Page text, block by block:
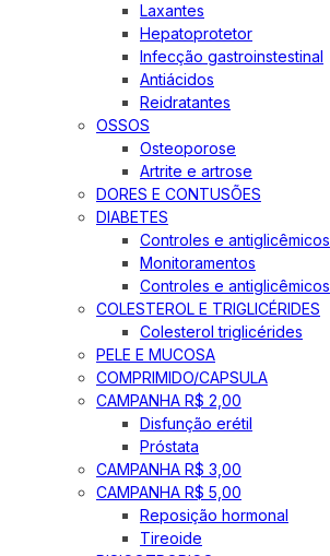
Laxantes
Hepatoprotetor
Infecção gastroinstestinal
Antiácidos
Reidratantes
OSSOS
Osteoporose
Artrite e artrose
DORES E CONTUSÕES
DIABETES
Controles e antiglicêmicos
Monitoramentos
Controles e antiglicêmicos
COLESTEROL E TRIGLICÉRIDES
Colesterol triglicérides
PELE E MUCOSA
COMPRIMIDO/CAPSULA
CAMPANHA R$ 2,00
Disfunção erétil
Próstata
CAMPANHA R$ 3,00
CAMPANHA R$ 5,00
Reposição hormonal
Tireoide